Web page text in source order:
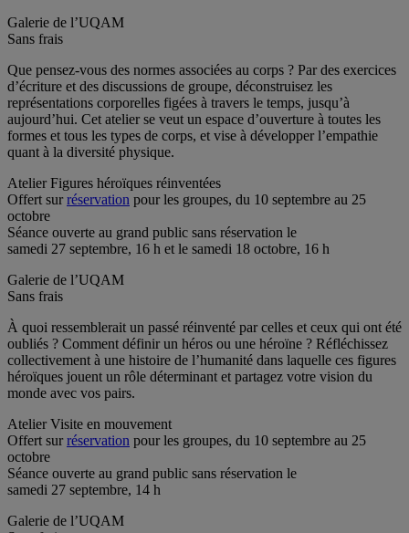
Galerie de l’UQAM
Sans frais
Que pensez-vous des normes associées au corps ? Par des exercices
d’écriture et des discussions de groupe, déconstruisez les
représentations corporelles figées à travers le temps, jusqu’à
aujourd’hui. Cet atelier se veut un espace d’ouverture à toutes les
formes et tous les types de corps, et vise à développer l’empathie
quant à la diversité physique.
Atelier Figures héroïques réinventées
Offert surréservation pour les groupes, du 10 septembre au 25
octobre
Séance ouverte au grand public sans réservation le
samedi 27 septembre, 16 h et le samedi 18 octobre, 16 h
Galerie de l’UQAM
Sans frais
À quoi ressemblerait un passé réinventé par celles et ceux qui ont été
oubliés ? Comment définir un héros ou une héroïne ? Réfléchissez
collectivement à une histoire de l’humanité dans laquelle ces figures
héroïques jouent un rôle déterminant et partagez votre vision du
monde avec vos pairs.
Atelier Visite en mouvement
Offert surréservation pour les groupes, du 10 septembre au 25
octobre
Séance ouverte au grand public sans réservation le
samedi 27 septembre, 14 h
Galerie de l’UQAM